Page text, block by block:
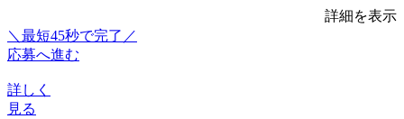
詳細を表示
＼最短45秒で完了／
応募へ進む
詳しく
見る